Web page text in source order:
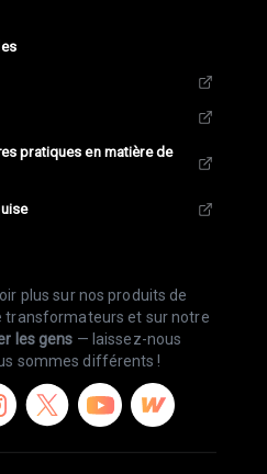
pratiques en matière de
plus sur nos produits de
transformateurs et sur notre
les gens — laissez-nous
sommes différents !